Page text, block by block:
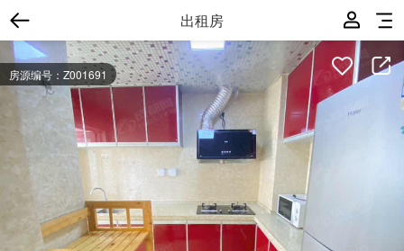
出租房
房源编号：Z001691